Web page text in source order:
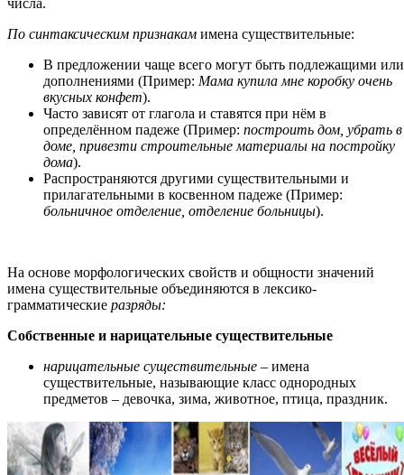
По синтаксическим признакам имена существительные:
В предложении чаще всего могут быть подлежащими или
дополнениями (Пример: Мама купила мне коробку очень
вкусных конфет).
Часто зависят от глагола и ставятся при нём в
определённом падеже (Пример: построить дом, убрать в
доме, привезти строительные материалы на постройку
дома).
Распространяются другими существительными и
прилагательными в косвенном падеже (Пример:
больничное отделение, отделение больницы).
На основе морфологических свойств и общности значений
имена существительные объединяются в лексико-
грамматические разряды:
Собственные и нарицательные существительные
нарицательные существительные – имена
существительные, называющие класс однородных
предметов – девочка, зима, животное, птица, праздник.